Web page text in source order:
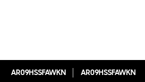
AR09HSSFAWKN AR09HSSFAWKN